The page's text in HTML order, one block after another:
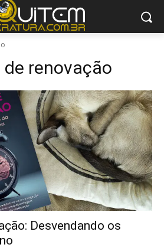
de renovação
Desvendando os